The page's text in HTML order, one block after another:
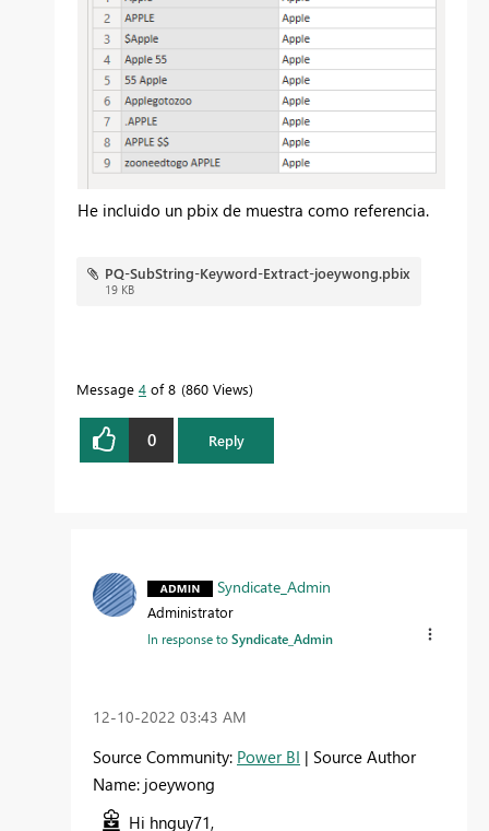
He incluido un pbix de muestra como referencia.
PQ-SubString-Keyword-Extract-joeywong.pbix
19 KB
Message 4 of 8 860 Views
0 Reply
Syndicate_Admin
Administrator
In response toSyndicate_Admin
‎12-10-2022 03:43 AM
Source Community: Power BI | Source Author
Name: joeywong
Hi hnguy71,